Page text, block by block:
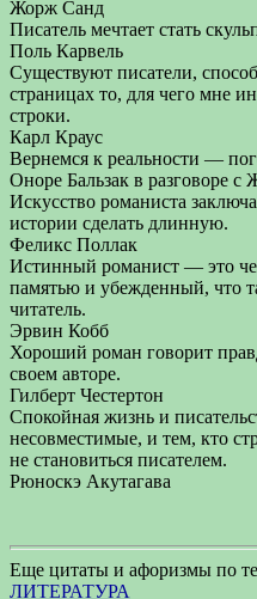
Жорж Санд
Писатель мечтает стать
Поль Карвель
Существуют писатели,
страницах то, для чего мне
строки.
Карл Краус
Вернемся к реальности —
Оноре Бальзак в разговоре
Искусство романиста
истории сделать длинную.
Феликс Поллак
Истинный романист — это
памятью и убежденный, что
читатель.
Эрвин Кобб
Хороший роман говорит
своем авторе.
Гилберт Честертон
Спокойная жизнь и
несовместимые, и тем, кто
не становиться писателем.
Рюноскэ Акутагава
Еще цитаты и афоризмы по
ЛИТЕРАТУРА